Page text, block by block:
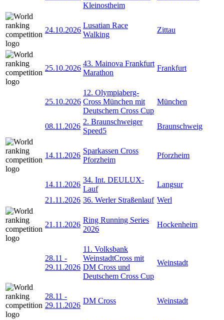
Kleinostheim
24.10.2026
Lusatian Race
Walking
Zittau
25.10.2026
43. Mainova Frankfurt
Marathon
Frankfurt
25.10.2026
12. Olympiaberg-
Cross München mit
Deutschem Cross Cup
München
08.11.2026
2. Braunschweiger
Speed5
Braunschweig
14.11.2026
Sparkassen Cross
Pforzheim
Pforzheim
14.11.2026
34. Int. DEULUX-
Lauf
Langsur
21.11.2026 36. Werler Straßenlauf Werl
21.11.2026
Ring Running Series
2026
Hockenheim
28.11 -
29.11.2026
11. Volksbank
WeinstadtCross mit
DM Cross und
Deutschem Cross Cup
Weinstadt
28.11 -
29.11.2026
DM Cross Weinstadt